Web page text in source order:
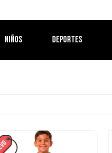
NIÑOS DEPORTES